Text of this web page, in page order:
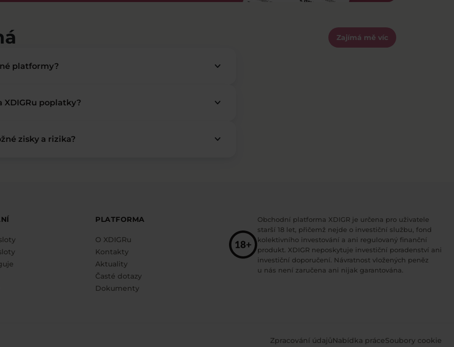
Zajímá mě víc
platformy? keyboard_arrow_down
XDIGRu poplatky? keyboard_arrow_down
zisky a rizika? keyboard_arrow_down
PLATFORMA
O XDIGRu
Kontakty
Aktuality
Časté dotazy
Dokumenty
Obchodní platforma XDIGR je určena pro uživatele
starší 18 let, přičemž nejde o investiční službu, fond
kolektivního investování a ani regulovaný finanční
produkt. XDIGR neposkytuje investiční poradenství ani
investiční doporučení. Návratnost vložených peněz
u nás není zaručena ani nijak garantována.
Zpracování údajůNabídka práceSoubory cookie